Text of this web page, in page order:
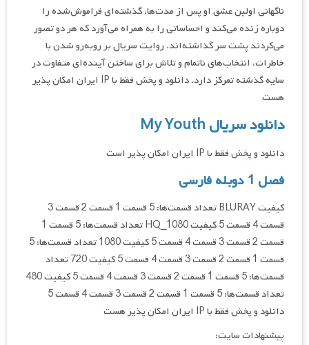
ناگهانی اولین عشق او پس از مدت‌ها، گذشته‌ای فراموش‌شده را
دوباره زنده می‌کند و احساساتی را به همراه می‌آورد که هر دو تصور
می‌کردند پشت سر گذاشته‌اند. روایت سریال بر روبه‌رو شدن با
خاطرات، انتخاب‌های ناتمام و تلاش برای ساختن آینده‌ای متفاوت در
سایه گذشته تمرکز دارد. دانلود و پخش فقط با IP ایران امکان پذیر
هست
دانلود سریال My Youth
دانلود و پخش فقط با IP ایران امکان پذیر است
فصل 1 دوبله فارسی
کیفیت BLURAY تعداد قسمت‌ها: 5 قسمت 1 قسمت 2 قسمت 3
قسمت 4 قسمت 5 کیفیت HQ_1080 تعداد قسمت‌ها: 5 قسمت 1
قسمت 2 قسمت 3 قسمت 4 قسمت 5 کیفیت 1080 تعداد قسمت‌ها: 5
قسمت 1 قسمت 2 قسمت 3 قسمت 4 قسمت 5 کیفیت 720 تعداد
قسمت‌ها: 5 قسمت 1 قسمت 2 قسمت 3 قسمت 4 قسمت 5 کیفیت 480
تعداد قسمت‌ها: 5 قسمت 1 قسمت 2 قسمت 3 قسمت 4 قسمت 5
دانلود و پخش فقط با IP ایران امکان پذیر هست
پیشنهادات سایت: